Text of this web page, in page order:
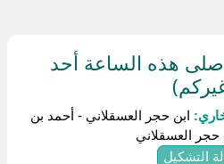
هذه الساعة أحد
ابن حجر العسقلاني - أحمد بن
العسقلاني
التشكيل